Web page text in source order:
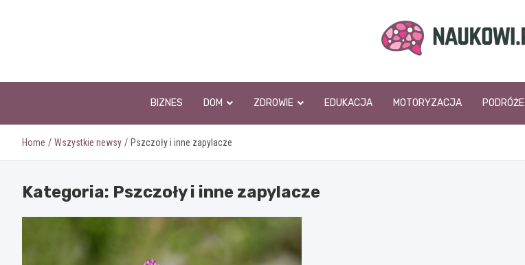
BIZNES DOM ZDROWIE EDUKACJA MOTORYZACJA PODRÓŻE
Home Wszystkie newsy Pszczoły i inne zapylacze
Kategoria: Pszczoły i inne zapylacze